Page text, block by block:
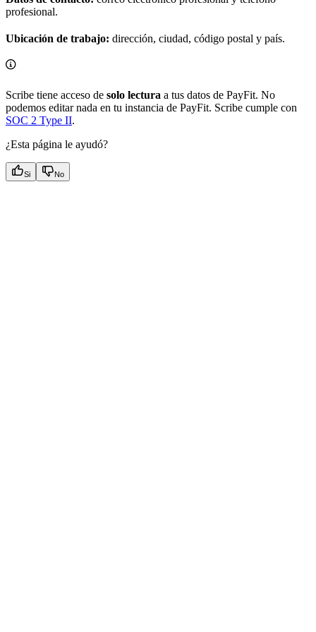
profesional.
Ubicación de trabajo: dirección, ciudad, código postal y país.
Scribe tiene acceso de solo lectura a tus datos de PayFit. No
podemos editar nada en tu instancia de PayFit. Scribe cumple con
SOC 2 Type II.
¿Esta página le ayudó?
Si No